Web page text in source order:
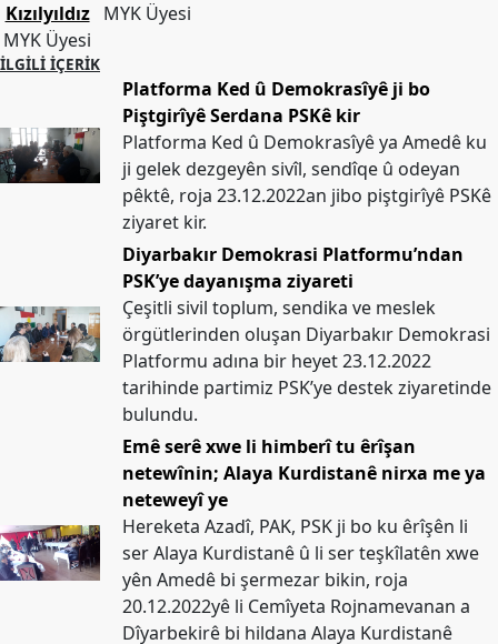
İLETIŞIM
Kızılyıldız
MYK Üyesi
MYK Üyesi
İLGILI İÇERIK
Platforma Ked û Demokrasîyê ji bo
Piştgirîyê Serdana PSKê kir
Platforma Ked û Demokrasîyê ya Amedê ku
ji gelek dezgeyên sivîl, sendîqe û odeyan
pêktê, roja 23.12.2022an jibo piştgirîyê PSKê
ziyaret kir.
Diyarbakır Demokrasi Platformu’ndan
PSK’ye dayanışma ziyareti
Çeşitli sivil toplum, sendika ve meslek
örgütlerinden oluşan Diyarbakır Demokrasi
Platformu adına bir heyet 23.12.2022
tarihinde partimiz PSK’ye destek ziyaretinde
bulundu.
Emê serê xwe li himberî tu êrîşan
netewînin; Alaya Kurdistanê nirxa me ya
neteweyî ye
Hereketa Azadî, PAK, PSK ji bo ku êrîşên li
ser Alaya Kurdistanê û li ser teşkîlatên xwe
yên Amedê bi şermezar bikin, roja
20.12.2022yê li Cemîyeta Rojnamevanan a
Dîyarbekirê bi hildana Alaya Kurdistanê